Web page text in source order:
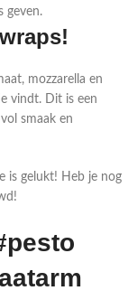
geven.
mozzarella en
vindt. Dit is een
smaak en
is gelukt! Heb je nog